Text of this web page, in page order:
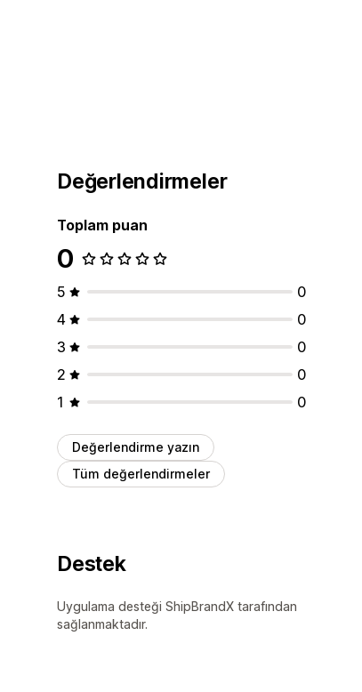
Değerlendirmeler
Toplam puan
0
5
0
4
0
3
0
2
0
1
0
Değerlendirme yazın
Tüm değerlendirmeler
Destek
Uygulama desteği ShipBrandX tarafından
sağlanmaktadır.